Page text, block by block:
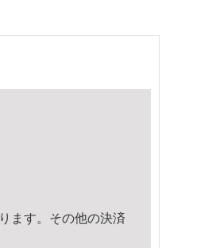
ます。その他の決済